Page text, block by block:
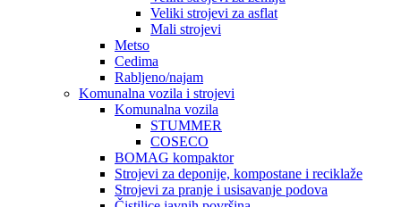
Veliki strojevi za asflat
Mali strojevi
Metso
Cedima
Rabljeno/najam
Komunalna vozila i strojevi
Komunalna vozila
STUMMER
COSECO
BOMAG kompaktor
Strojevi za deponije, kompostane i reciklaže
Strojevi za pranje i usisavanje podova